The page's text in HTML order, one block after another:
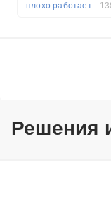
плохо работает
Решения